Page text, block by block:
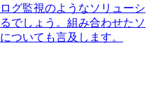
グ監視のようなソリューシ
でしょう。組み合わせたソ
ついても言及します。